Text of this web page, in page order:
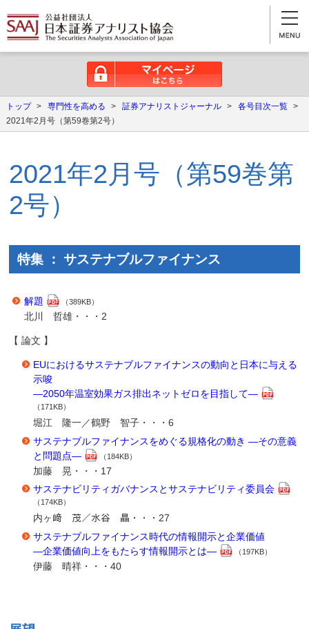
トップ > 専門性を高める > 証券アナリストジャーナル > 各号目次一覧 >
2021年2月号（第59巻第2号）
2021年2月号（第59巻第
2号）
特集 ： サステナブルファイナンス
解題 （389KB）
北川 哲雄・・・2
【 論文 】
EUにおけるサステナブルファイナンスの動向と日本に与える
示唆
―2050年温室効果ガス排出ネットゼロを目指して―
（171KB）
堀江 隆一／鶴野 智子・・・6
サステナブルファイナンスをめぐる規格化の動き ―その意義
と問題点―
（184KB）
加藤 晃・・・17
サステナビリティガバナンスとサステナビリティ委員会
（174KB）
内ヶ﨑 茂／水谷 晶・・・27
サステナブルファイナンス時代の情報開示と企業価値
―企業価値向上をもたらす情報開示とは―
（197KB）
伊藤 晴祥・・・40